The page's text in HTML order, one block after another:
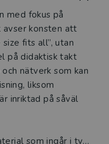
med fokus på
avser konsten att
fits all”, utan
på didaktisk takt
nätverk som kan
liksom
inriktad på såväl
som ingår i två